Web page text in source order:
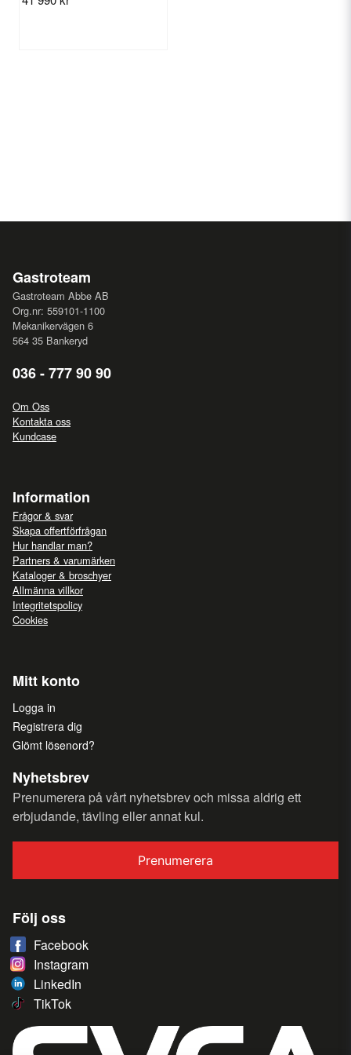
Gastroteam
Gastroteam Abbe AB
Org.nr: 559101-1100
Mekanikervägen 6
564 35 Bankeryd
036 - 777 90 90
Om Oss
Kontakta oss
Kundcase
Information
Frågor & svar
Skapa offertförfrågan
Hur handlar man?
Partners & varumärken
Kataloger & broschyer
Allmänna villkor
Integritetspolicy
Cookies
Mitt konto
Logga in
Registrera dig
Glömt lösenord?
Nyhetsbrev
Prenumerera på vårt nyhetsbrev och missa aldrig ett
erbjudande, tävling eller annat kul.
Prenumerera
Följ oss
Facebook
Instagram
LinkedIn
TikTok